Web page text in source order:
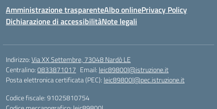
Amministrazione trasparenteAlbo onlinePrivacy Policy
Dichiarazione di accessibilitàNote legali
Indirizzo:Via XX Settembre, 73048 Nardò LE
Centralino:0833871017 Email: leic89800l@istruzione.it
Posta elettronica certificata (PEC): leic89800l@pec.istruzione.it
Codice fiscale: 91025810754